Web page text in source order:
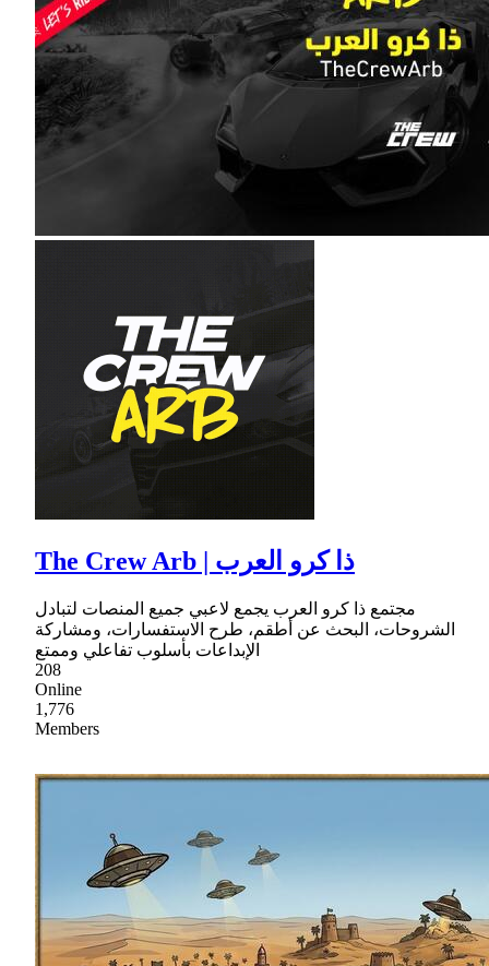
The Crew Arb | ذا كرو العرب
مجتمع ذا كرو العرب يجمع لاعبي جميع المنصات لتبادل
الشروحات، البحث عن أطقم، طرح الاستفسارات، ومشاركة
الإبداعات بأسلوب تفاعلي وممتع
208
Online
1,776
Members